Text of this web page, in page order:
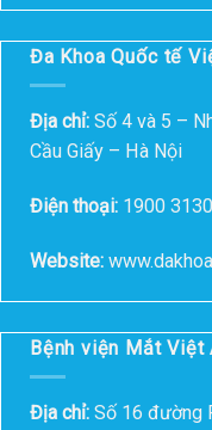
Đa Khoa Quốc tế
Địa chỉ: Số 4 và 5 –
Cầu Giấy – Hà Nội
Điện thoại: 1900 3130
Website:
Bệnh viện Mắt Việt
Địa chỉ: Số 16 đường